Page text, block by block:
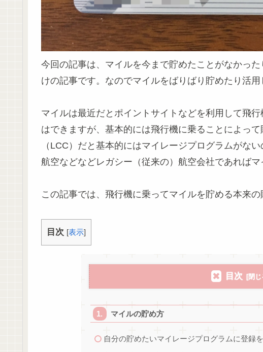
今回の記事は、マイルを今まで貯めたことがなかっ
けの記事です。なのでマイルをばりばり貯めたり活用
マイルは最近だとポイントサイトなどを利用して飛
はできますが、基本的には飛行機に乗ることによっ
（LCC）だと基本的にはマイレージプログラムがな
航空などなどレガシー（従来の）航空会社であればマ
この記事では、飛行機に乗ってマイルを貯める本来の
目次 [表示]
目次
マイルの貯め方
自分の貯めたいマイレージプログラムに登録